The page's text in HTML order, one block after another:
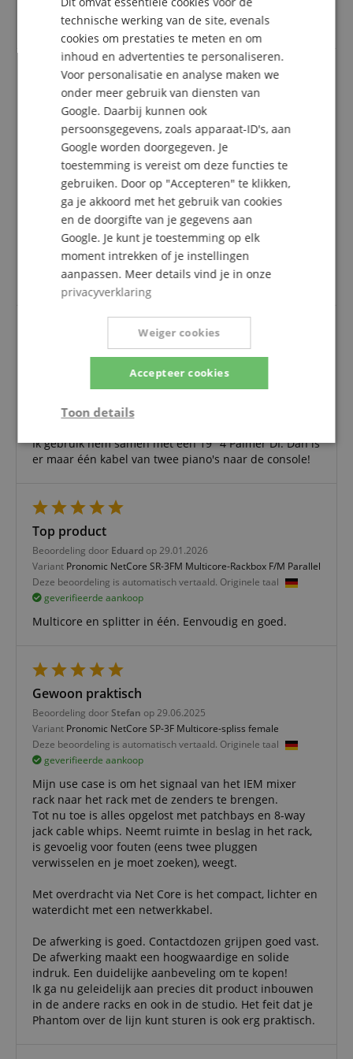
artikel geven.
Handig voor in het rack
Beoordeling doorArieop 08.08.2023
geverifieerde aankoop
Als je een net podium wil hebben gebruik je sub-
snakes.
Als je lichtgewicht sub-snakes wil hebben gebruik je
cat-snakes.
Als je opbouwtijd wil besparen dan patch je ingangen
naar deze patchbay.
EtherCON er in, snoertje uitrollen, NetCore stage box
er aan: klaar!
Heel handig!
Geweldige oplossing voor permanente
bekabeling in racks!
Beoordeling doorSamuelop 30.08.2023
geverifieerde aankoop
Ik gebruik hem samen met een 19" 4 Palmer DI. Dan is
er maar één kabel van twee piano's naar de console!
Top product
Beoordeling door Eduard op 29.01.2026
Variant Pronomic NetCore SR-3FM Multicore-Rackbox F/M Parallel
Deze beoordeling is automatisch vertaald. Originele taal
geverifieerde aankoop
Multicore en splitter in één. Eenvoudig en goed.
Gewoon praktisch
Beoordeling door Stefan op 29.06.2025
Variant Pronomic NetCore SP-3F Multicore-spliss female
Deze beoordeling is automatisch vertaald. Originele taal
geverifieerde aankoop
Mijn use case is om het signaal van het IEM mixer
rack naar het rack met de zenders te brengen.
Tot nu toe is alles opgelost met patchbays en 8-way
jack cable whips. Neemt ruimte in beslag in het rack,
is gevoelig voor fouten (eens twee pluggen
verwisselen en je moet zoeken), weegt.
Met overdracht via Net Core is het compact, lichter en
waterdicht met een netwerkkabel.
De afwerking is goed. Contactdozen grijpen goed vast.
De afwerking maakt een hoogwaardige en solide
indruk. Een duidelijke aanbeveling om te kopen!
Ik ga nu geleidelijk aan precies dit product inbouwen
in de andere racks en ook in de studio. Het feit dat je
Phantom over de lijn kunt sturen is ook erg praktisch.
ITALIAN
SPANISH
technische werking van de site, evenals
cookies om prestaties te meten en om
inhoud en advertenties te personaliseren.
Voor personalisatie en analyse maken we
onder meer gebruik van diensten van
Google. Daarbij kunnen ook
persoonsgegevens, zoals apparaat-ID's, aan
Google worden doorgegeven. Je
toestemming is vereist om deze functies te
gebruiken. Door op "Accepteren" te klikken,
ga je akkoord met het gebruik van cookies
en de doorgifte van je gegevens aan
Google. Je kunt je toestemming op elk
moment intrekken of je instellingen
aanpassen. Meer details vind je in onze
privacyverklaring
Accepteer cookies
Weiger cookies
Toon details
Strikt
noodzakelijk
Prestatie Gericht op
Functionaliteit
Functionaliteit
Strikt noodzakelijke cookies maken
kernfunctionaliteit van de website mogelijk, zoals
gebruikersaanmelding en accountbeheer. Zonder
strikt noodzakelijke cookies kan de website niet
correct worden gebruikt.
Domein
CookieScriptConsent
CookieScript
.kirstein.nl
1 jaar 1
maand
session-id-apay
Amazon
.amazon.com
11 maanden
4 weken
This
Google Privacy Policy